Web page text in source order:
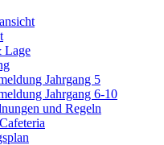
Lage
Jahrgang 5
Jahrgang 6-10
und Regeln